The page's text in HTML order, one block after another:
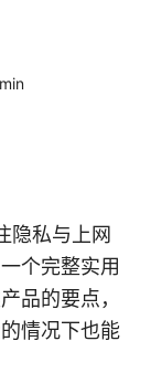
min
隐私与上网
个完整实用
品的要点，
情况下也能